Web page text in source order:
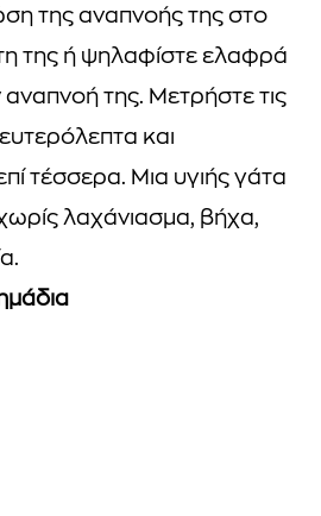
της αναπνοής της στο
της ή ψηλαφίστε ελαφρά
αναπνοή της. Μετρήστε τις
και
τέσσερα. Μια υγιής γάτα
λαχάνιασμα, βήχα,